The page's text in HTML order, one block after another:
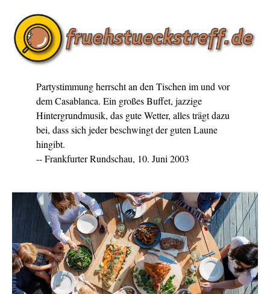
Partystimmung herrscht an den Tischen im und vor
dem Casablanca. Ein großes Buffet, jazzige
Hintergrundmusik, das gute Wetter, alles trägt dazu
bei, dass sich jeder beschwingt der guten Laune
hingibt.
-- Frankfurter Rundschau, 10. Juni 2003